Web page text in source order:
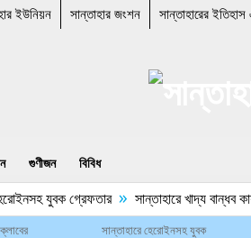
ইউনিয়ন সান্তাহার জংশন সান্তাহারের
গুণীজন বিবিধ
যুবক গ্রেফতার » সান্তাহারে খাদ্য বান্ধব
সান্তাহারে হেরোইনসহ যুবক